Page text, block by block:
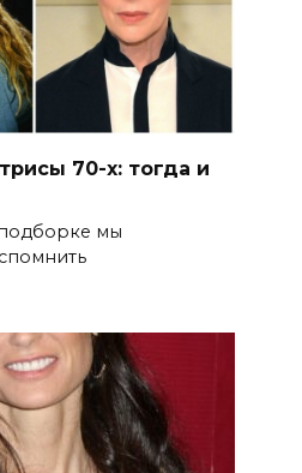
70-х: тогда и
мы